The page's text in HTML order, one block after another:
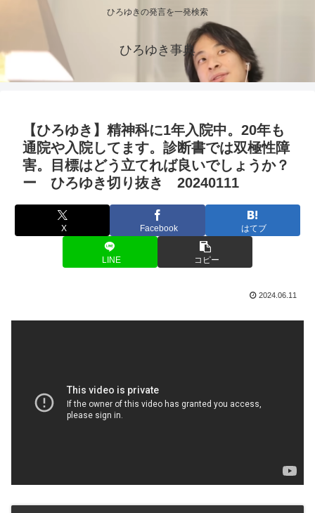
ひろゆきの発言を一発検索
ひろゆき事典
【ひろゆき】精神科に1年入院中。20年も
通院や入院してます。診断書では双極性障
害。目標はどう立てれば良いでしょうか？
ー ひろゆき切り抜き 20240111
X Facebook はてブ
LINE コピー
2024.06.11